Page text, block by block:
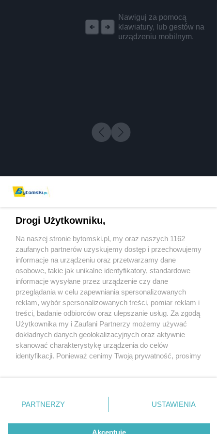
Nawiguj za pomocą
klawiatury, lub gestów na
urządzeniu mobilnym.
2 / 0
Wydawca mediów lokalnych
Nie zapomnij
zapoznać się z:
polityką prywatności regulamin korzystania z portali
Twojemiasto
Piekary Śląskie
Chorzów
Tarnowskie Góry
Gliwice
Skontakuj sięz nami
Kontakt
Wydawca
Pogoda
Drogi Użytkowniku,
Na naszej stronie bytomski.pl, my oraz naszych 1162
zaufanych partnerów uzyskujemy dostęp i przechowujemy
informacje na urządzeniu oraz przetwarzamy dane
osobowe, takie jak unikalne identyfikatory, standardowe
informacje wysyłane przez urządzenie czy dane
przeglądania w celu zapewniania spersonalizowanych
reklam, wybór spersonalizowanych treści, pomiar reklam i
treści, badanie odbiorców oraz ulepszanie usług. Za zgodą
Użytkownika my i Zaufani Partnerzy możemy używać
dokładnych danych geolokalizacyjnych oraz aktywnie
skanować charakterystykę urządzenia do celów
identyfikacji. Ponieważ cenimy Twoją prywatność, prosimy
prywatności znajdujący się w lewym dolnym rogu strony
. Niektóre rodzaje przetwarzania danych nie wymagają
zgody użytkownika, ale masz prawo sprzeciwić się
takiemu przetwarzaniu. Preferencje będą miały
PARTNERZY USTAWIENIA
Akceptuję